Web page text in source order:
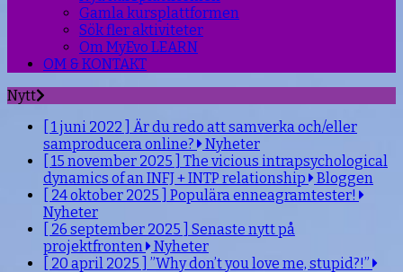
Gamla kursplattformen
Sök fler aktiviteter
Om MyEvo LEARN
OM & KONTAKT
Nytt
[ 1 juni 2022 ] Är du redo att samverka och/eller
samproducera online?
Nyheter
[ 15 november 2025 ] The vicious intrapsychological
dynamics of an INFJ + INTP relationship
Bloggen
[ 24 oktober 2025 ] Populära enneagramtester!
Nyheter
[ 26 september 2025 ] Senaste nytt på
projektfronten
Nyheter
[ 20 april 2025 ] ”Why don’t you love me, stupid?!”